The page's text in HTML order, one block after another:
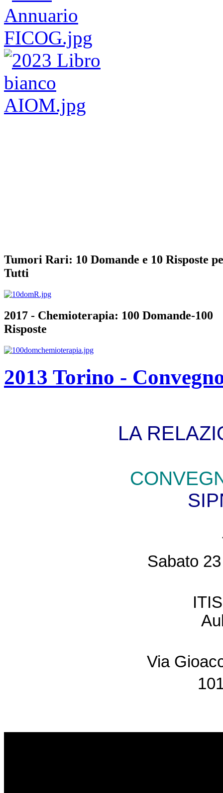
Tumori Rari: 10 Domande e 10 Risposte
Tutti
2017 - Chemioterapia: 100 Domande-100
Risposte
2013 Torino -
LA
Sabato
Via